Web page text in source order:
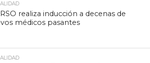
realiza inducción a decenas de
médicos pasantes